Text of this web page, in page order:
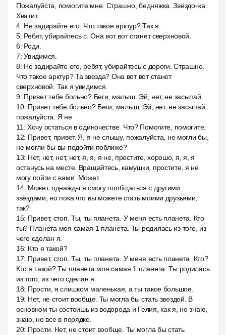
Пожалуйста, помогите мне. Страшно, бедняжка. Звёздочка.
Хватит.
4: Не задирайте его. Что такое арктур? Так я.
5: Ребят, убирайтесь с. Она вот вот станет сверхновой.
6: Роди.
7:Увидимся.
8: Не задирайте его, ребят, убирайтесь с дороги. Страшно.
Что такое арктур? Та звезда? Она вот вот станет
сверхновой. Так я увидимся.
9: Привет тебе больно? Беги, малыш. Эй, нет, не засыпай.
10: Привет тебе больно? Беги, малыш. Эй, нет, не засыпай,
пожалуйста. Я не
11: Хочу остаться в одиночестве. Что? Помогите, помогите.
12: Привет, привет. Я, я не слышу, пожалуйста, не могли бы,
не могли бы вы подойти поближе?
13: Нет, нет, нет, нет, я, я, я не, простите, хорошо, я, я, я
останусь на месте. Вращайтесь, камушки, простите, я не
могу пойти с вами. Может.
14: Может, однажды я смогу пообщаться с другими
звёздами, но пока что вы можете стать моими друзьями,
так?
15: Привет, стоп. Ты, ты планета. У меня есть планета. Кто
ты? Планета моя самая 1 планета. Ты родилась из того, из
чего сделан я.
16: Кто я такой?
17: Привет, стоп. Ты, ты планета. У меня есть планета. Кто?
Кто я такой? Ты планета моя самая 1 планета. Ты родилась
из того, из чего сделан я.
18: Прости, я слишком маленькая, а ты такое большое.
19: Нет, не стоит вообще. Ты могла бы стать звездой. В
основном ты состоишь из водорода и Гелия, как я, но знаю,
знаю, но все в порядке.
20: Прости. Нет, не стоит вообще. Ты могла бы стать